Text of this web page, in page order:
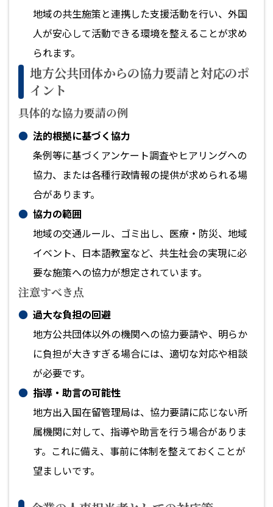
地域の共生施策と連携した支援活動を行い、外国
人が安心して活動できる環境を整えることが求め
られます。
地方公共団体からの協力要請と対応のポ
イント
具体的な協力要請の例
法的根拠に基づく協力
条例等に基づくアンケート調査やヒアリングへの
協力、または各種行政情報の提供が求められる場
合があります。
協力の範囲
地域の交通ルール、ゴミ出し、医療・防災、地域
イベント、日本語教室など、共生社会の実現に必
要な施策への協力が想定されています。
注意すべき点
過大な負担の回避
地方公共団体以外の機関への協力要請や、明らか
に負担が大きすぎる場合には、適切な対応や相談
が必要です。
指導・助言の可能性
地方出入国在留管理局は、協力要請に応じない所
属機関に対して、指導や助言を行う場合がありま
す。これに備え、事前に体制を整えておくことが
望ましいです。